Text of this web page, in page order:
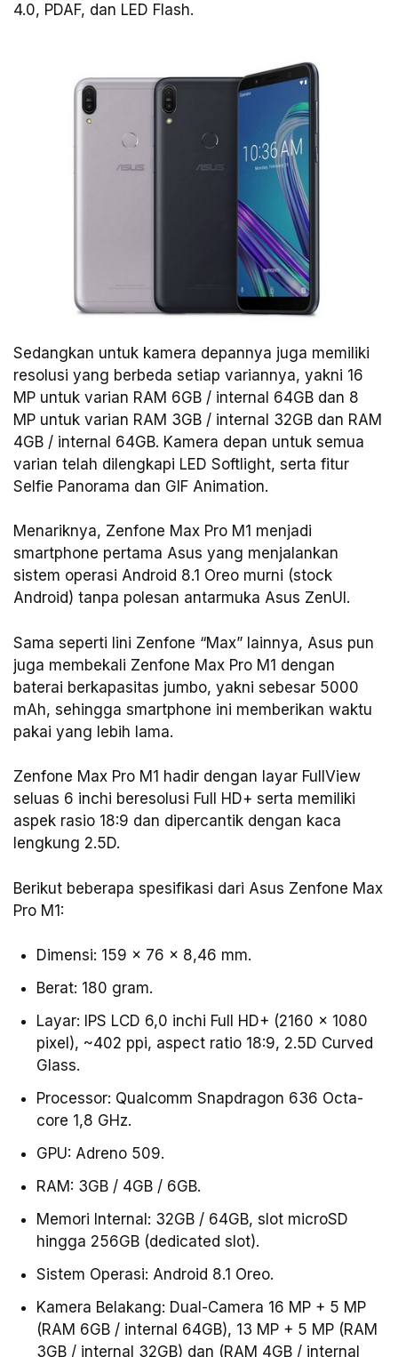
4.0, PDAF, dan LED Flash.
Sedangkan untuk kamera depannya juga memiliki
resolusi yang berbeda setiap variannya, yakni 16
MP untuk varian RAM 6GB / internal 64GB dan 8
MP untuk varian RAM 3GB / internal 32GB dan RAM
4GB / internal 64GB. Kamera depan untuk semua
varian telah dilengkapi LED Softlight, serta fitur
Selfie Panorama dan GIF Animation.
Menariknya, Zenfone Max Pro M1 menjadi
smartphone pertama Asus yang menjalankan
sistem operasi Android 8.1 Oreo murni (stock
Android) tanpa polesan antarmuka Asus ZenUI.
Sama seperti lini Zenfone “Max” lainnya, Asus pun
juga membekali Zenfone Max Pro M1 dengan
baterai berkapasitas jumbo, yakni sebesar 5000
mAh, sehingga smartphone ini memberikan waktu
pakai yang lebih lama.
Zenfone Max Pro M1 hadir dengan layar FullView
seluas 6 inchi beresolusi Full HD+ serta memiliki
aspek rasio 18:9 dan dipercantik dengan kaca
lengkung 2.5D.
Berikut beberapa spesifikasi dari Asus Zenfone Max
Pro M1:
Dimensi: 159 x 76 x 8,46 mm.
Berat: 180 gram.
Layar: IPS LCD 6,0 inchi Full HD+ (2160 x 1080
pixel), ~402 ppi, aspect ratio 18:9, 2.5D Curved
Glass.
Processor: Qualcomm Snapdragon 636 Octa-
core 1,8 GHz.
GPU: Adreno 509.
RAM: 3GB / 4GB / 6GB.
Memori Internal: 32GB / 64GB, slot microSD
hingga 256GB (dedicated slot).
Sistem Operasi: Android 8.1 Oreo.
Kamera Belakang: Dual-Camera 16 MP + 5 MP
(RAM 6GB / internal 64GB), 13 MP + 5 MP (RAM
3GB / internal 32GB) dan (RAM 4GB / internal